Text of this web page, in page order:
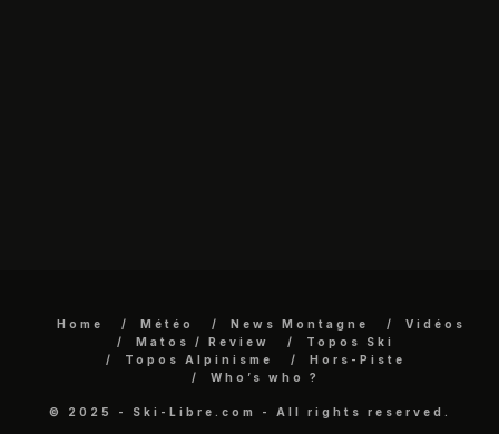
Home Météo News Montagne
Vidéos
Matos / Review
Topos Ski
Topos Alpinisme
Hors-Piste
Who’s who ?
© 2025 - Ski-Libre.com - All rights reserved.